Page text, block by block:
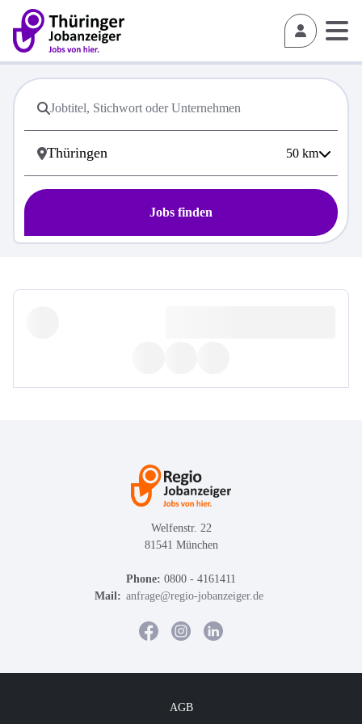
50 km
Jobs finden
Welfenstr. 22
81541 München
Phone: 0800 - 4161411
Mail: anfrage@regio-jobanzeiger.de
AGB